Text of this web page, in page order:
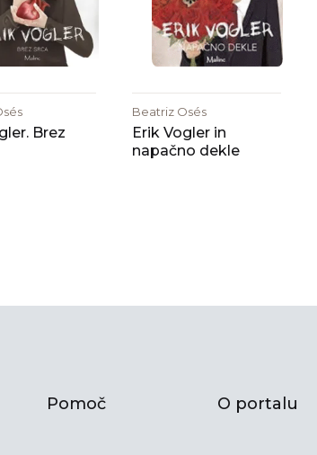
Brez
Beatriz Osés
Erik Vogler in
napačno dekle
Pomoč O portalu